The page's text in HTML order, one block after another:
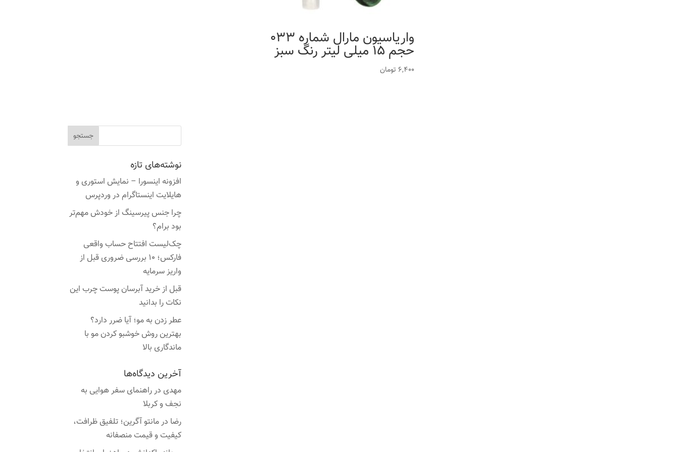
واریاسیون مارال شماره 033
حجم 15 میلی لیتر رنگ سبز
6,400 تومان
نوشته‌های تازه
افزونه اینسورا – نمایش استوری و
هایلایت اینستاگرام در وردپرس
چرا جنس پیرسینگ از خودش مهم‌تر
بود برام؟
چک‌لیست افتتاح حساب واقعی
فارکس؛ ۱۰ بررسی ضروری قبل از
واریز سرمایه
قبل از خرید آبرسان پوست چرب این
نکات را بدانید
عطر زدن به مو؛ آیا ضرر دارد؟
بهترین روش خوشبو کردن مو با
ماندگاری بالا
آخرین دیدگاه‌ها
مهدی درراهنمای سفر هوایی به
نجف و کربلا
رضا درمانتو آگرین؛ تلفیق ظرافت،
کیفیت و قیمت منصفانه